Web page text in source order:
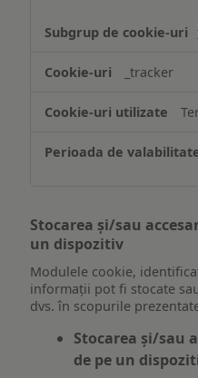
_tracker
Stocarea și/sau
un dispozitiv
Modulele cookie,
informații pot fi stocate
dvs. în scopurile
Stocarea și/sau
de pe un